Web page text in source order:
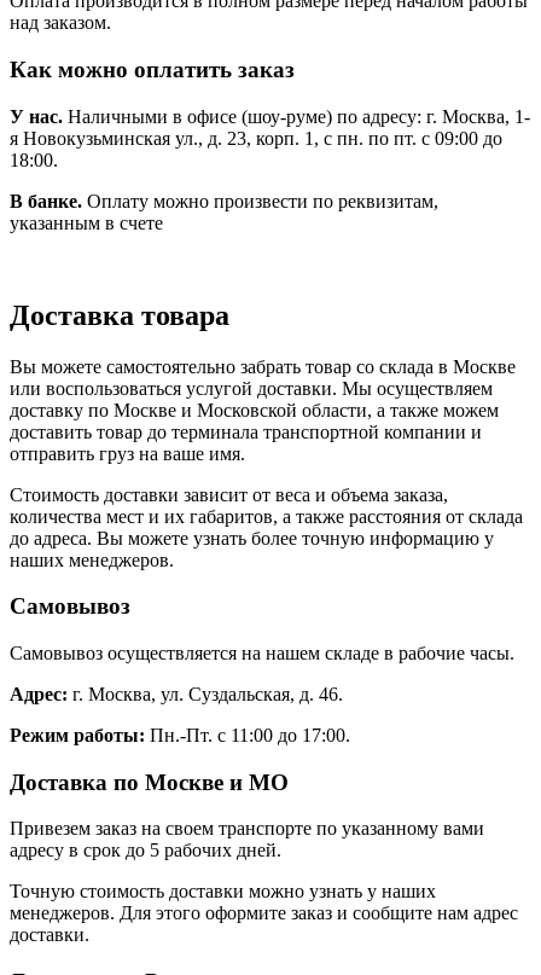
над заказом.
Как можно оплатить заказ
У нас. Наличными в офисе (шоу-руме) по адресу: г. Москва, 1-
я Новокузьминская ул., д. 23, корп. 1, с пн. по пт. с 09:00 до
18:00.
В банке. Оплату можно произвести по реквизитам,
указанным в счете
Доставка товара
Вы можете самостоятельно забрать товар со склада в Москве
или воспользоваться услугой доставки. Мы осуществляем
доставку по Москве и Московской области, а также можем
доставить товар до терминала транспортной компании и
отправить груз на ваше имя.
Стоимость доставки зависит от веса и объема заказа,
количества мест и их габаритов, а также расстояния от склада
до адреса. Вы можете узнать более точную информацию у
наших менеджеров.
Самовывоз
Самовывоз осуществляется на нашем складе в рабочие часы.
Адрес: г. Москва, ул. Суздальская, д. 46.
Режим работы: Пн.-Пт. с 11:00 до 17:00.
Доставка по Москве и МО
Привезем заказ на своем транспорте по указанному вами
адресу в срок до 5 рабочих дней.
Точную стоимость доставки можно узнать у наших
менеджеров. Для этого оформите заказ и сообщите нам адрес
доставки.